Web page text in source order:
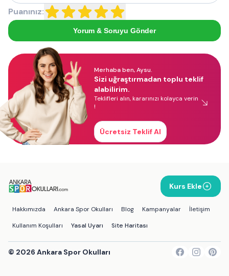
Puanınız:
Yorum & Soruyu Gönder
Merhaba ben, Aysu.
Sizi uğraştırmadan toplu teklif
alabilirim.
Teklifleri alın, kararınızı kolayca verin
!
Ücretsiz Teklif Al
Kurs Ekle
Hakkımızda Ankara Spor Okulları Blog Kampanyalar
İletişim
Kullanım Koşulları
Yasal Uyarı Site Haritası
© 2026 Ankara Spor Okulları